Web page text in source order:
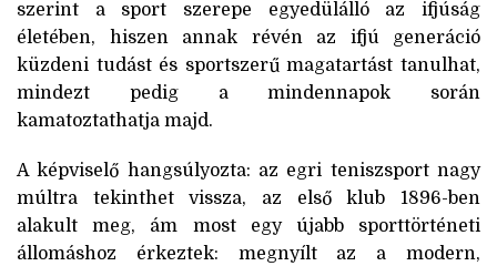
szerint a sport szerepe egyedülálló az ifjúság
életében, hiszen annak révén az ifjú generáció
küzdeni tudást és sportszerű magatartást tanulhat,
mindezt pedig a mindennapok során
kamatoztathatja majd.
A képviselő hangsúlyozta: az egri teniszsport nagy
múltra tekinthet vissza, az első klub 1896-ben
alakult meg, ám most egy újabb sporttörténeti
állomáshoz érkeztek: megnyílt az a modern,